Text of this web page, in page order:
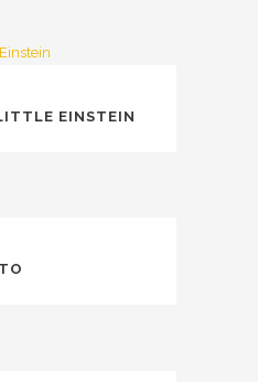
EINSTEIN